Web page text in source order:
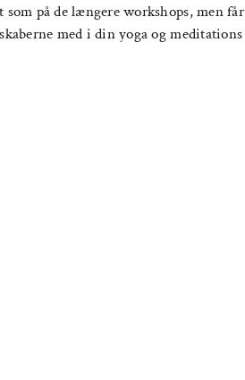
på de længere workshops, men får
med i din yoga og meditations